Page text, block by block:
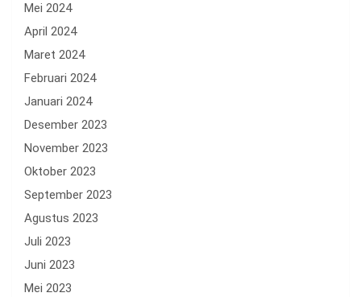
Mei 2024
April 2024
Maret 2024
Februari 2024
Januari 2024
Desember 2023
November 2023
Oktober 2023
September 2023
Agustus 2023
Juli 2023
Juni 2023
Mei 2023